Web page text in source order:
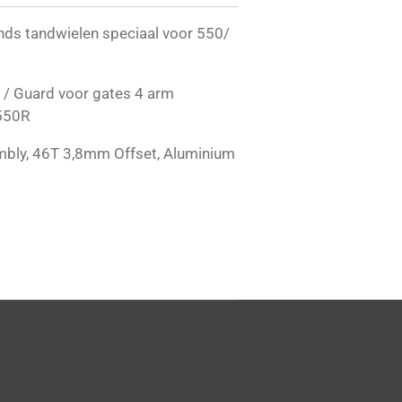
tandwielen speciaal voor 550/
Guard voor gates 4 arm
46T 3,8mm Offset, Aluminium